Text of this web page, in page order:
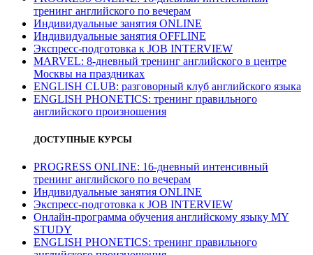
тренинг английского по вечерам
Индивидуальные занятия ONLINE
Индивидуальные занятия OFFLINE
Экспресс-подготовка к JOB INTERVIEW
МARVEL: 8-дневный тренинг английского в центре
Москвы на праздниках
ENGLISH CLUB: разговорный клуб английского языка
ENGLISH PHONETICS: тренинг правильного
английского произношения
ДОСТУПНЫЕ КУРСЫ
PROGRESS ONLINE: 16-дневный интенсивный
тренинг английского по вечерам
Индивидуальные занятия ONLINE
Экспресс-подготовка к JOB INTERVIEW
Онлайн-программа обучения английскому языку MY
STUDY
ENGLISH PHONETICS: тренинг правильного